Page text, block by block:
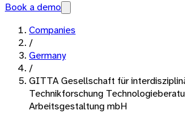
Book a demo
Companies
/
Germany
/
GITTA Gesellschaft für
Technikforschung
Arbeitsgestaltung mbH